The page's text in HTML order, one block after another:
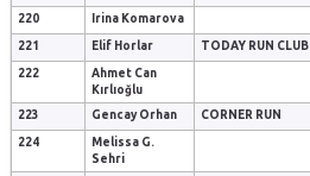
220 Irina Komarova
221 Elif Horlar TODAY RUN CLUB
222
Ahmet Can
Kırlıoğlu
223 Gencay Orhan CORNER RUN
224
Melissa G.
Sehri